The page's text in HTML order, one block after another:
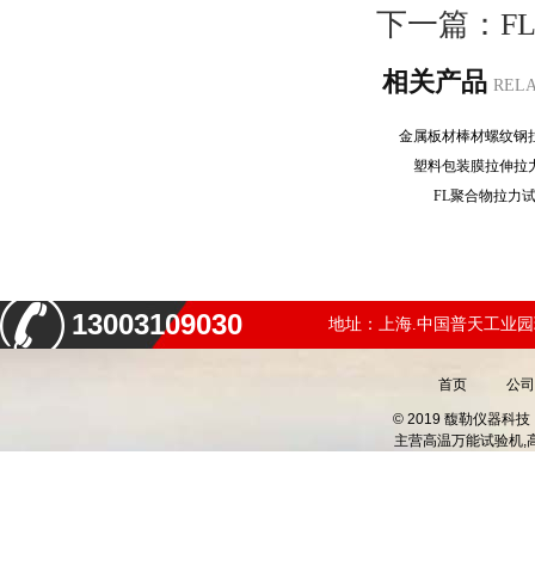
下一篇：
相关产品
金属板材棒材螺纹
塑料包装膜拉伸
FL聚合物拉力
13003109030 地址：上海.中国普天工业
首页 公
© 2019 馥勒仪器科技
主营高温万能试验机,